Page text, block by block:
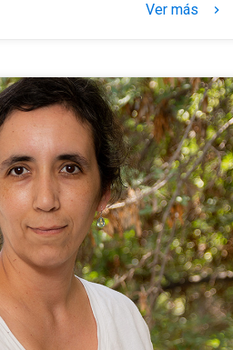
Ver más keyboard_arrow_right